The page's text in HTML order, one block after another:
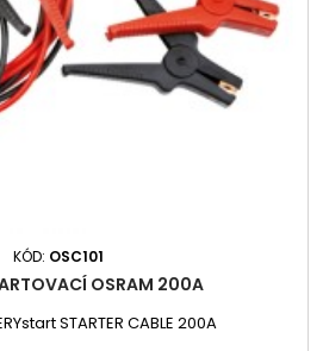
KÓD: OSC101
OSRAM 200A
STARTER CABLE 200A